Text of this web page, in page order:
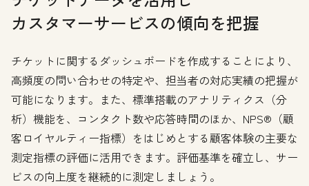
カスタマーサービスの傾向を把握
チケットに関するダッシュボードを作成することにより、
高頻度の問い合わせの特定や、担当者の対応実績の把握が
可能になります。また、標準搭載のアナリティクス（分
析）機能を、コンタクト数や応答時間のほか、NPS®（顧
客ロイヤルティー指標）をはじめとする顧客体験の主要な
測定指標の評価に活用できます。評価基準を確立し、サー
ビスの向上度を継続的に測定しましょう。